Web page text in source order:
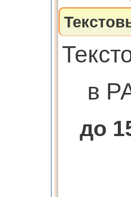
в
до